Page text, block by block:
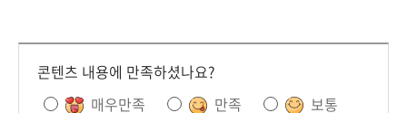
콘텐츠 내용에 만족하셨나요?
매우만족
만족
보통